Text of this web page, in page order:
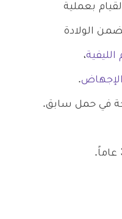
بعملية
الولادة
الليفية،
.
في حمل سابق.